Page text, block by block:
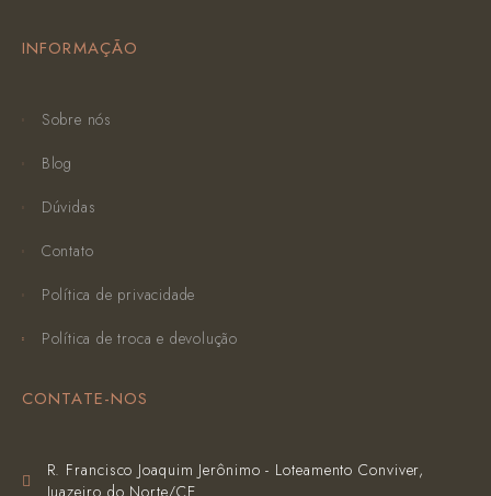
INFORMAÇÃO
Sobre nós
Blog
Dúvidas
Contato
Política de privacidade
Política de troca e devolução
CONTATE-NOS
R. Francisco Joaquim Jerônimo - Loteamento Conviver,
Juazeiro do Norte/CE